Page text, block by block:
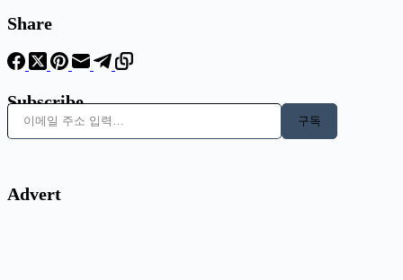
Share
Subscribe
이메일 주소 입력…
구독
Advert